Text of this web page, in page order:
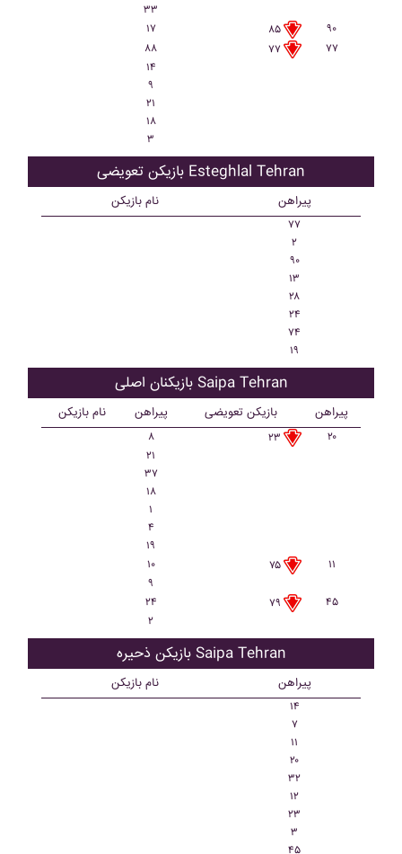
۳۳
۱۷
۸۵
۹۰
۸۸
۷۷
۷۷
۱۴
۹
۲۱
۱۸
۳
بازیکن تعویضی Esteghlal Tehran
نام بازیکن پیراهن
۷۷
۲
۹۰
۱۳
۲۸
۲۴
۷۴
۱۹
بازیکنان اصلی Saipa Tehran
نام بازیکن پیراهن بازیکن تعویضی پیراهن
۸ ۲۳
۲۰
۲۱
۳۷
۱۸
۱
۴
۱۹
۱۰
۷۵
۱۱
۹
۲۴
۷۹
۴۵
۲
بازیکن ذحیره Saipa Tehran
نام بازیکن پیراهن
۱۴
۷
۱۱
۲۰
۳۲
۱۲
۲۳
۳